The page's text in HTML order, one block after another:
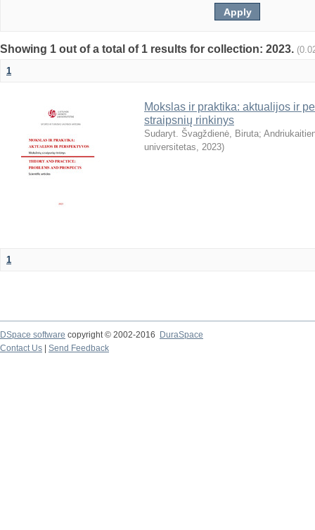
Showing 1 out of a total of 1 results for collection: 2023.
1
Mokslas ir praktika: aktualijos ir
straipsnių rinkinys
Sudaryt. Švagždienė, Biruta;
universitetas, 2023)
1
DSpace software copyright © 2002-2016
DuraSpace
Contact Us
Send Feedback